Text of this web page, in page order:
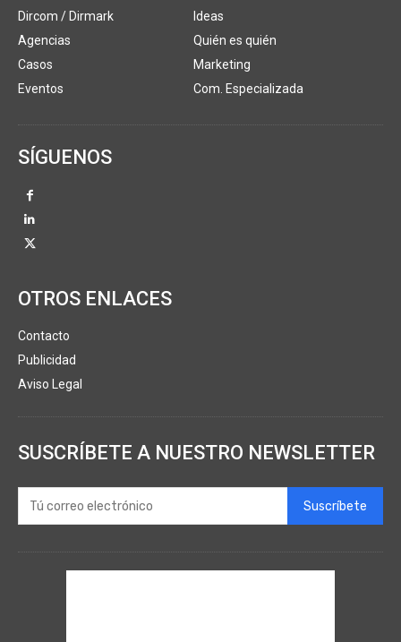
Dircom / Dirmark
Agencias
Casos
Eventos
Ideas
Quién es quién
Marketing
Com. Especializada
SÍGUENOS
OTROS ENLACES
Contacto
Publicidad
Aviso Legal
SUSCRÍBETE A NUESTRO NEWSLETTER
Suscríbete